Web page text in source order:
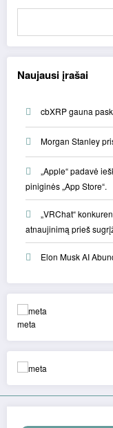
Naujausi įrašai
cbXRP gauna
Morgan Stanley
„Apple“ padavė
piniginės „App Store“.
„VRChat“
atnaujinimą prieš
Elon Musk AI
meta